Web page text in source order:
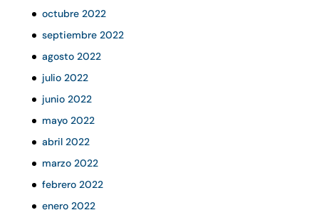
octubre 2022
septiembre 2022
agosto 2022
julio 2022
junio 2022
mayo 2022
abril 2022
marzo 2022
febrero 2022
enero 2022